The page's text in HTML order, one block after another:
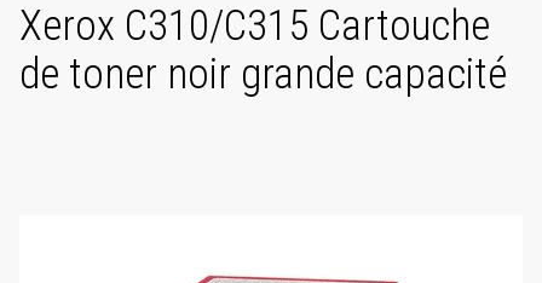
Xerox C310/C315 Cartouche
de toner noir grande capacité